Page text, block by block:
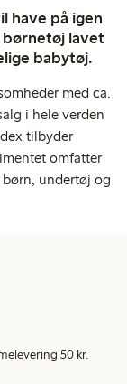
have på igen
børnetøj lavet
babytøj.
med ca.
i hele verden
tilbyder
omfatter
undertøj og
50 kr.